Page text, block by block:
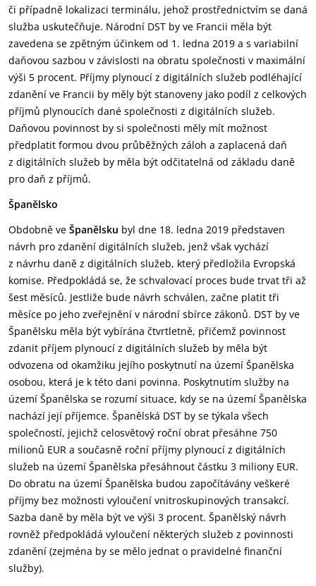
či případně lokalizaci terminálu, jehož prostřednictvím se daná
služba uskutečňuje. Národní DST by ve Francii měla být
zavedena se zpětným účinkem od 1. ledna 2019 a s variabilní
daňovou sazbou v závislosti na obratu společnosti v maximální
výši 5 procent. Příjmy plynoucí z digitálních služeb podléhající
zdanění ve Francii by měly být stanoveny jako podíl z celkových
příjmů plynoucích dané společnosti z digitálních služeb.
Daňovou povinnost by si společnosti měly mít možnost
předplatit formou dvou průběžných záloh a zaplacená daň
z digitálních služeb by měla být odčitatelná od základu daně
pro daň z příjmů.
Španělsko
Obdobně ve Španělsku byl dne 18. ledna 2019 představen
návrh pro zdanění digitálních služeb, jenž však vychází
z návrhu daně z digitálních služeb, který předložila Evropská
komise. Předpokládá se, že schvalovací proces bude trvat tři až
šest měsíců. Jestliže bude návrh schválen, začne platit tři
měsíce po jeho zveřejnění v národní sbírce zákonů. DST by ve
Španělsku měla být vybírána čtvrtletně, přičemž povinnost
zdanit příjem plynoucí z digitálních služeb by měla být
odvozena od okamžiku jejího poskytnutí na území Španělska
osobou, která je k této dani povinna. Poskytnutím služby na
území Španělska se rozumí situace, kdy se na území Španělska
nachází její příjemce. Španělská DST by se týkala všech
společností, jejichž celosvětový roční obrat přesáhne 750
milionů EUR a současně roční příjmy plynoucí z digitálních
služeb na území Španělska přesáhnout částku 3 miliony EUR.
Do obratu na území Španělska budou započítávány veškeré
příjmy bez možnosti vyloučení vnitroskupinových transakcí.
Sazba daně by měla být ve výši 3 procent. Španělský návrh
rovněž předpokládá vyloučení některých služeb z povinnosti
zdanění (zejména by se mělo jednat o pravidelné finanční
služby).